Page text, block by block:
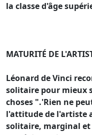
la classe d'âge
MATURITÉ DE
Léonard de Vinci
solitaire pour mieux
choses ".'Rien ne
l'attitude de l'artiste
solitaire, marginal